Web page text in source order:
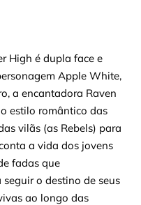
High é dupla face e
Apple White,
a encantadora Raven
estilo romântico das
vilãs (as Rebels) para
a vida dos jovens
fadas que
o destino de seus
ao longo das